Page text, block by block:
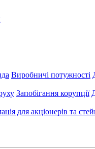
Виробничі потужності
Запобігання корупції
для акціонерів та